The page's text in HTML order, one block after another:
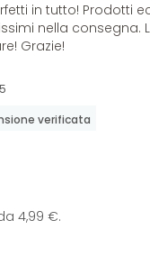
in tutto! Prodotti
nella consegna.
Grazie!
verificata
4,99 €.